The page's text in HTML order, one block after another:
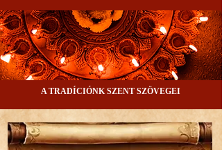
A TRADÍCIÓNK SZENT SZÖVEGEI